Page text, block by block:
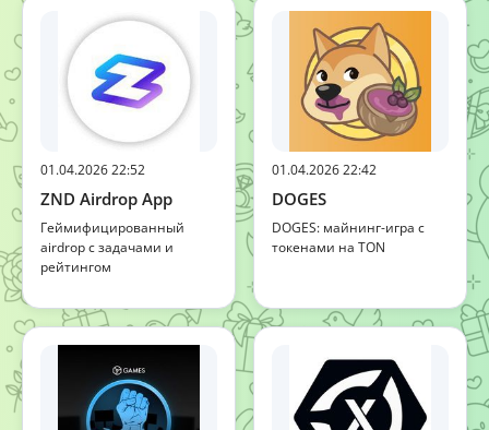
01.04.2026 22:52
ZND Airdrop App
Геймифицированный
airdrop с задачами и
рейтингом
01.04.2026 22:42
DOGES
DOGES: майнинг-игра с
токенами на TON